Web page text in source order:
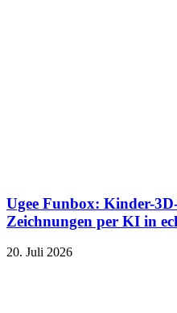
Ugee Funbox: Kinder-
Zeichnungen per KI in
20. Juli 2026